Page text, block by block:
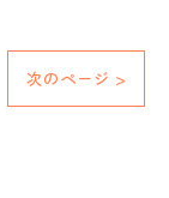
次のページ >